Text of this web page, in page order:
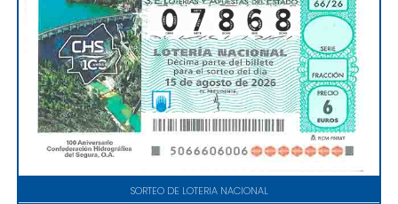
SORTEO DE LOTERIA NACIONAL